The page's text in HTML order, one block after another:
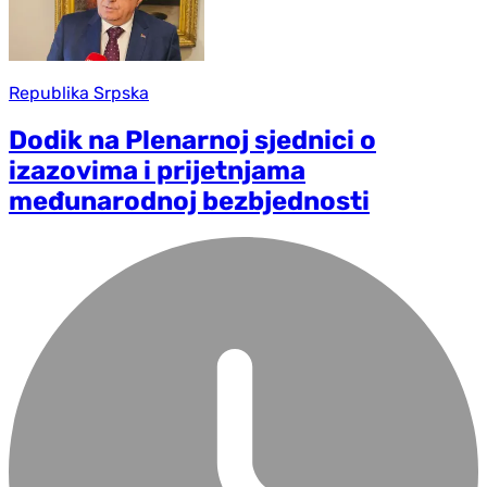
Republika Srpska
Dodik na Plenarnoj sjednici o
izazovima i prijetnjama
međunarodnoj bezbjednosti